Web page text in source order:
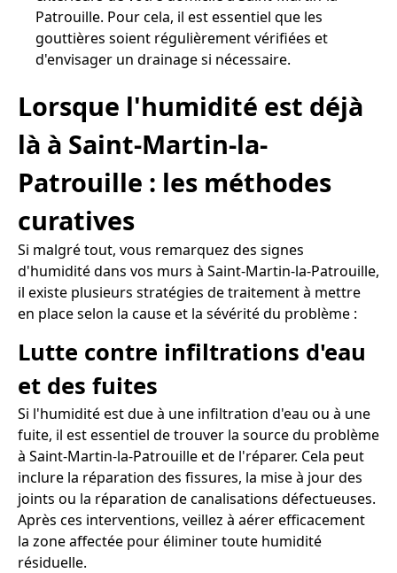
Patrouille. Pour cela, il est essentiel que les
gouttières soient régulièrement vérifiées et
d'envisager un drainage si nécessaire.
Lorsque l'humidité est déjà
là à Saint-Martin-la-
Patrouille : les méthodes
curatives
Si malgré tout, vous remarquez des signes
d'humidité dans vos murs à Saint-Martin-la-Patrouille,
il existe plusieurs stratégies de traitement à mettre
en place selon la cause et la sévérité du problème :
Lutte contre infiltrations d'eau
et des fuites
Si l'humidité est due à une infiltration d'eau ou à une
fuite, il est essentiel de trouver la source du problème
à Saint-Martin-la-Patrouille et de l'réparer. Cela peut
inclure la réparation des fissures, la mise à jour des
joints ou la réparation de canalisations défectueuses.
Après ces interventions, veillez à aérer efficacement
la zone affectée pour éliminer toute humidité
résiduelle.